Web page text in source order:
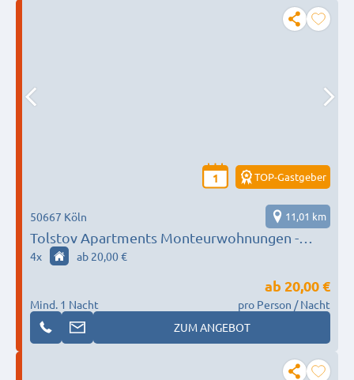
1 TOP-Gastgeber
Tolstov Apartments Monteurwohnungen -
Vollausgestattete Wohnung in Köln – Perfekt
50667 Köln 11,01 km
4x ab 20,00 €
Mind. 1 Nacht
ab 20,00 €
pro Person / Nacht
ZUM ANGEBOT